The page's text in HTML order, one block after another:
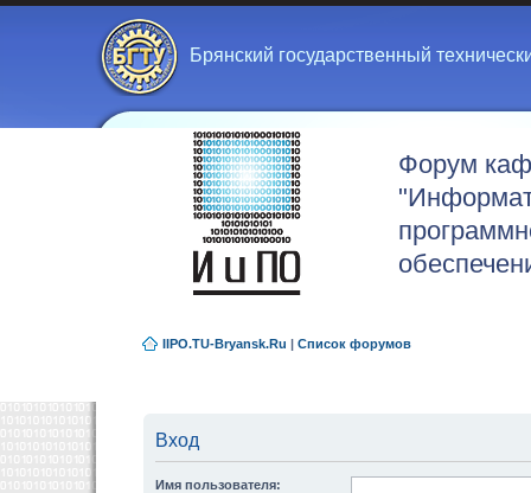
Брянский государственный
Форум
IIPO.TU-Bryansk.Ru | Список форумов
Вход
Имя пользователя: